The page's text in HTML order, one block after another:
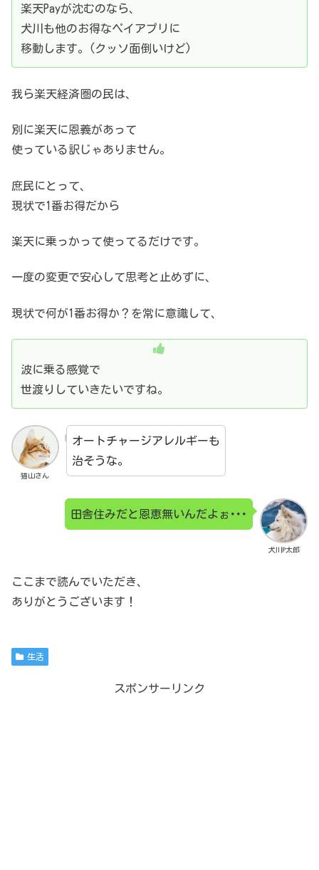
楽天Payが沈むのなら、
犬川も他のお得なペイアプリに
移動します。
(クッソ面倒いけど)
我ら楽天経済圏の民は、
別に楽天に恩義があって
使っている訳じゃありません。
庶民にとって、
現状で1番お得だから
楽天に乗っかって使ってるだけです。
一度の変更で安心して思考と止めずに、
現状で何が1番お得か？を常に意識して、
波に乗る感覚で
世渡りしていきたいですね。
猫山さん
オートチャージアレルギーも
治そうな。
犬川P太郎
田舎住みだと恩恵無いんだよぉ･･･
ここまで読んでいただき、
ありがとうございます！
生活
スポンサーリンク